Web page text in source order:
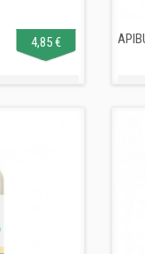
4,85 €